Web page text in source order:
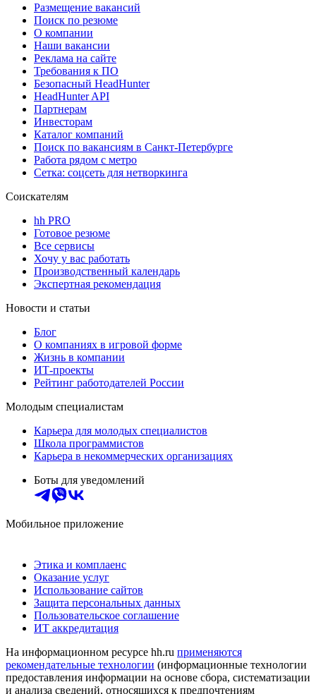
Размещение вакансий
Поиск по резюме
О компании
Наши вакансии
Реклама на сайте
Требования к ПО
Безопасный HeadHunter
HeadHunter API
Партнерам
Инвесторам
Каталог компаний
Поиск по вакансиям в Санкт-Петербурге
Работа рядом с метро
Сетка: соцсеть для нетворкинга
Соискателям
hh PRO
Готовое резюме
Все сервисы
Хочу у вас работать
Производственный календарь
Экспертная рекомендация
Новости и статьи
Блог
О компаниях в игровой форме
Жизнь в компании
ИТ-проекты
Рейтинг работодателей России
Молодым специалистам
Карьера для молодых специалистов
Школа программистов
Карьера в некоммерческих организациях
Боты для уведомлений
Мобильное приложение
Этика и комплаенс
Оказание услуг
Использование сайтов
Защита персональных данных
Пользовательское соглашение
ИТ аккредитация
На информационном ресурсе hh.ru применяются
рекомендательные технологии (информационные технологии
предоставления информации на основе сбора, систематизации
и анализа сведений, относящихся к предпочтениям